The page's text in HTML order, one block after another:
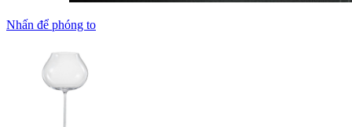
Nhấn để phóng to